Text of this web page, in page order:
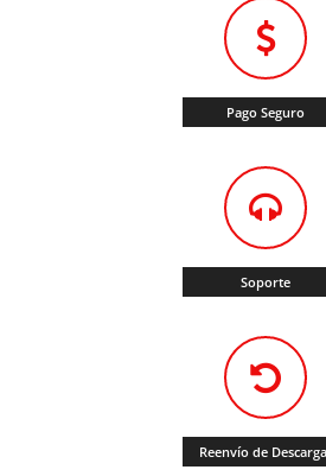
Pago Seguro
Soporte
Reenvío de